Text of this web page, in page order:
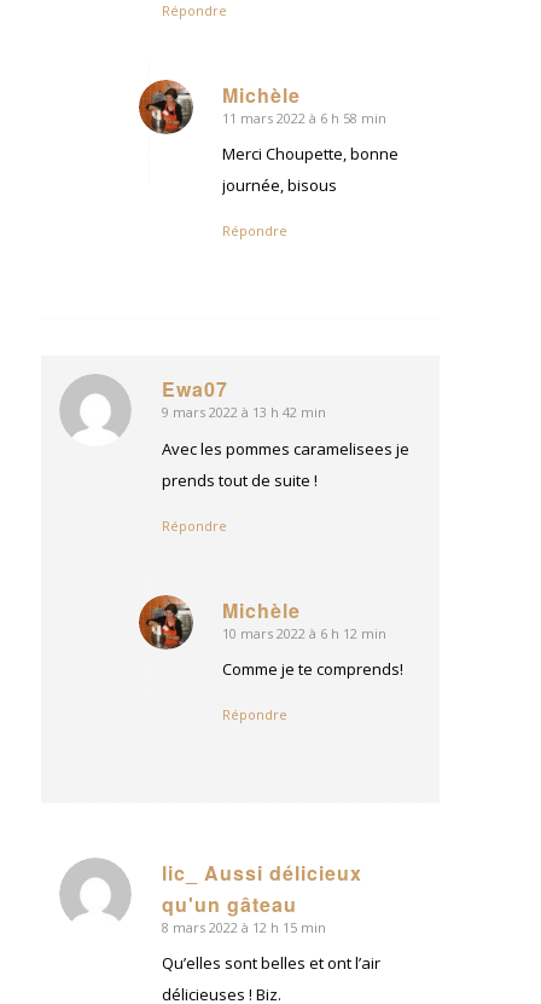
Répondre
Michèle
dit
11 mars 2022 à 6 h 58 min
Merci Choupette, bonne
journée, bisous
Répondre
Ewa07
dit
9 mars 2022 à 13 h 42 min
Avec les pommes caramelisees je
prends tout de suite !
Répondre
Michèle
dit
10 mars 2022 à 6 h 12 min
Comme je te comprends!
Répondre
lic_ Aussi délicieux
qu'un gâteau
dit
:
8 mars 2022 à 12 h 15 min
Qu’elles sont belles et ont l’air
délicieuses ! Biz.